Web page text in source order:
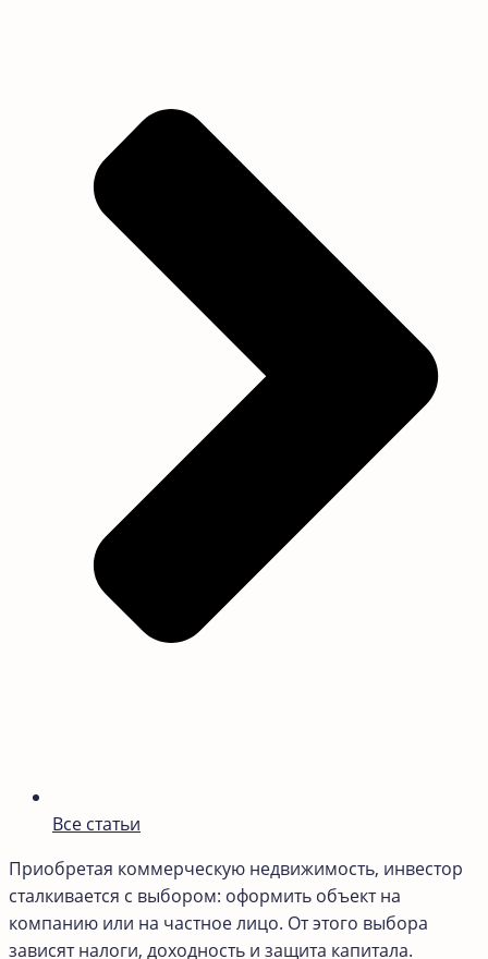
Все статьи
Приобретая коммерческую недвижимость, инвестор
сталкивается с выбором: оформить объект на
компанию или на частное лицо. От этого выбора
зависят налоги, доходность и защита капитала.